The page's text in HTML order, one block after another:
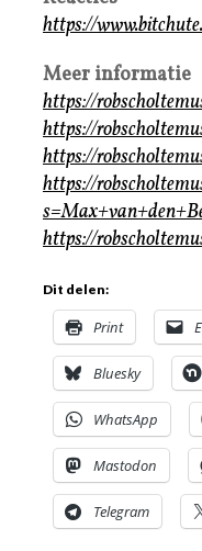
https://
Meer informatie
https://
https://
https://
https://
https://
Dit delen:
Print
Bluesky
WhatsApp
Mastodon
Telegram